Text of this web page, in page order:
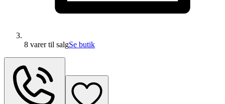
8 varertil salgSe butik